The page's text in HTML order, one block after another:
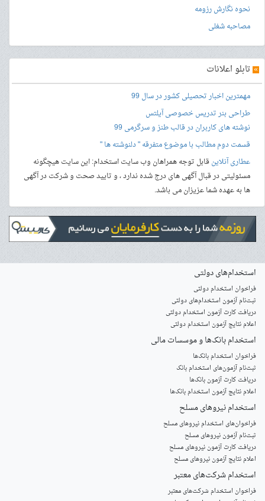
نحوه نگارش رزومه
مصاحبه شغلی
» تابلو اعلانات
مهمترین اخبار تحصیلی کشور در سال 99
طراحی بنرتدریس خصوصی آیلتس
نوشته های کاربران در قالب طنز و سرگرمی 99
قسمت دوم مطالب با موضوع متفرقه " دلنوشته ها "
عطاری آنلاینقابل توجه همراهان وب سایت استخدام: این سایت هیچگونه
مسئولیتی در قبال آگهی های درج شده ندارد ، و تایید صحت و شرکت در آگهی
ها به عهده شما عزیزان می باشد.
استخدام‌های دولتی
فراخوان استخدام دولتی
ثبت‌نام آزمون‌ استخدام‌های دولتی
دریافت کارت آزمون استخدام دولتی
اعلام نتایج آزمون استخدام دولتی
استخدام‌ بانک‌ها و موسسات مالی
فراخوان استخدام بانک‌ها
‌ثبت‌نام آزمون‌های استخدام بانک
دریافت کارت آزمون بانک‌ها
اعلام نتایج آزمون استخدام بانک‌ها
استخدام‌ نیروهای مسلح
‌فراخوان‌های استخدام‌ نیروهای مسلح
ثبت‌نام آزمون نیروهای مسلح
دریافت کارت آزمون نیروهای مسلح
اعلام نتایج آزمون نیروهای مسلح
استخدام‌ شرکت‌های معتبر
فراخوان استخدام شرکت‌های معتبر